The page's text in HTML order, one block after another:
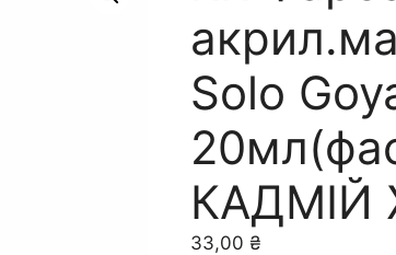
Solo
33,00 ₴